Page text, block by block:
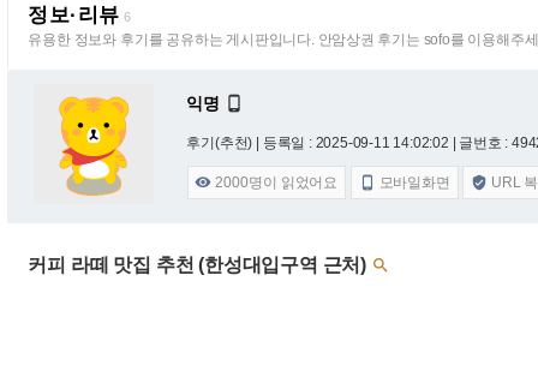
정보·리뷰 6
유용한 정보와 후기를 공유하는 게시판입니다. 안암상권 후기는 sofo를 이용해주
익명 
후기(추천) | 등록일 : 2025-09-11 14:02:02 | 글번호 :
 2000명이 읽었어요  모바일화면  URL
커피 라떼 맛집 추천 (한성대입구역 근처) 